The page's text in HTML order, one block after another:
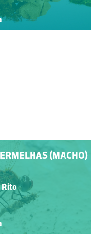
(MACHO)
Rito